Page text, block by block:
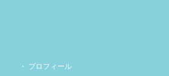
プロフィール